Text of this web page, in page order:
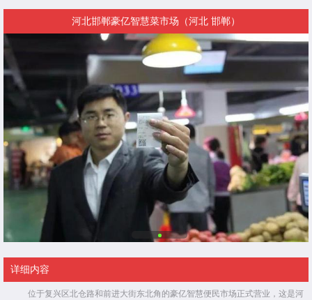
河北邯郸豪亿智慧菜市场（河北 邯郸）
详细内容
位于复兴区北仓路和前进大街东北角的豪亿智慧便民市场正式营业，这是河